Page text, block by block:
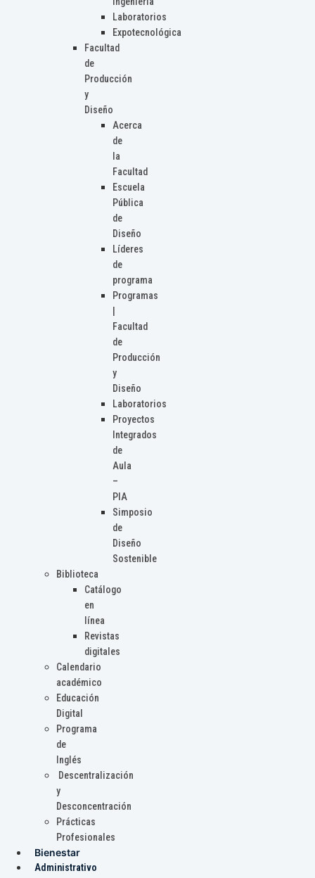
Laboratorios
Expotecnológica
Facultad
de
Producción
y
Diseño
Acerca
de
la
Facultad
Escuela
Pública
de
Diseño
Líderes
de
programa
Programas
Facultad
de
Producción
y
Diseño
Laboratorios
Proyectos
Integrados
de
Aula
–
PIA
Simposio
de
Diseño
Sostenible
Biblioteca
Catálogo
en
línea
Revistas
digitales
Calendario
académico
Educación
Digital
Programa
de
Inglés
Descentralización
y
Desconcentración
Prácticas
Profesionales
Bienestar
Administrativo